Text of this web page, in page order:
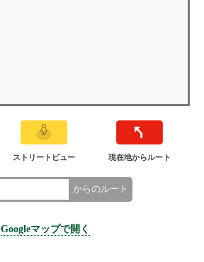
ストリートビュー 現在地からルート
からのルート
Googleマップで開く